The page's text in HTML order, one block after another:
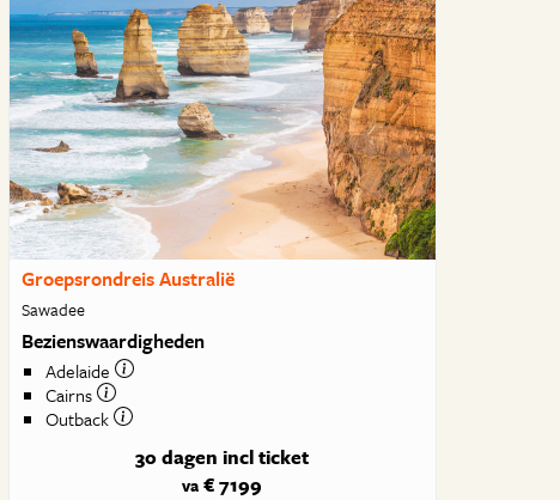
Groepsrondreis Australië
Sawadee
Bezienswaardigheden
Adelaide
Cairns
Outback
30 dagen incl ticket
va € 7199